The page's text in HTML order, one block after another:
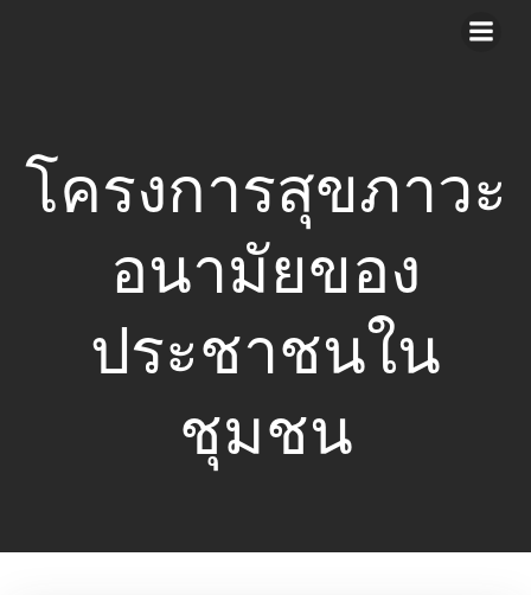
โครงการสุขภาวะ
อนามัยของ
ประชาชนใน
ชุมชน